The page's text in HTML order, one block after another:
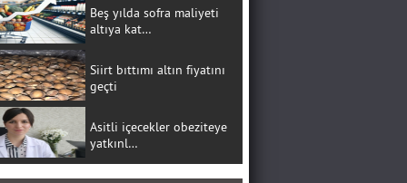
Beş yılda sofra maliyeti
altıya kat…
Siirt bıttımı altın fiyatını
geçti
Asitli içecekler obeziteye
yatkınl…